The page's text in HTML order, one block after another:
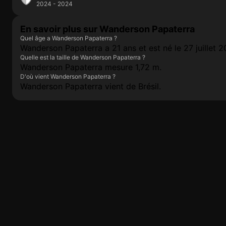
2024 - 2024
En savoir plus sur Wanderson Papaterra
Quel âge a Wanderson Papaterra ?
Wanderson Papaterra a 21 ans et est né le 27 juillet
Quelle est la taille de Wanderson Papaterra ?
Wanderson Papaterra mesure 1,72 m.
D'où vient Wanderson Papaterra ?
Wanderson Papaterra vient de Brésil.